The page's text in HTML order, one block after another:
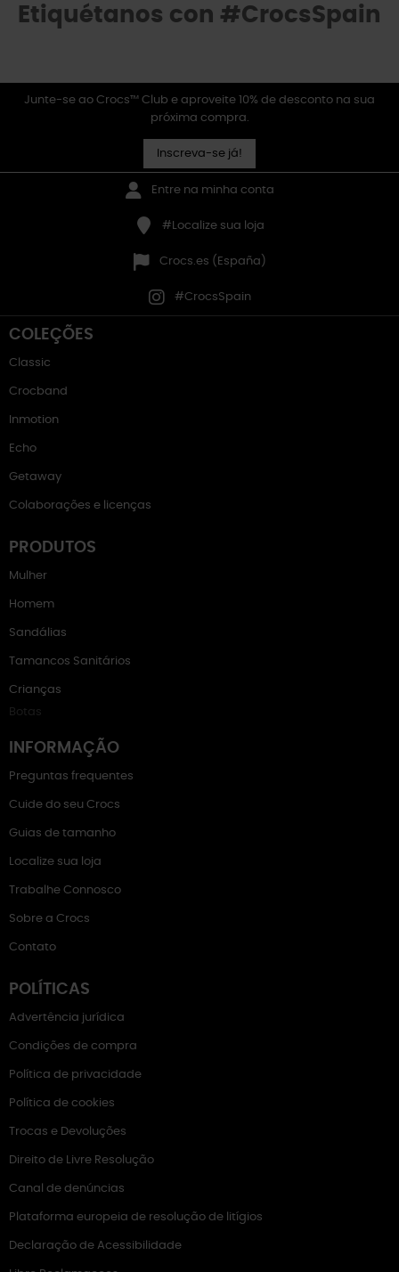
Etiquétanos con #CrocsSpain
Junte-se ao Crocs™ Club e aproveite 10% de desconto na sua
próxima compra.
Inscreva-se já!
Entre na minha conta
#Localize sua loja
Crocs.es (España)
#CrocsSpain
COLEÇÕES
Classic
Crocband
Inmotion
Echo
Getaway
Colaborações e licenças
PRODUTOS
Mulher
Homem
Sandálias
Tamancos Sanitários
Crianças
Botas
INFORMAÇÃO
Preguntas frequentes
Cuide do seu Crocs
Guias de tamanho
Localize sua loja
Trabalhe Connosco
Sobre a Crocs
Contato
POLÍTICAS
Advertência jurídica
Condições de compra
Política de privacidade
Política de cookies
Trocas e Devoluções
Direito de Livre Resolução
Canal de denúncias
Plataforma europeia de resolução de litígios
Declaração de Acessibilidade